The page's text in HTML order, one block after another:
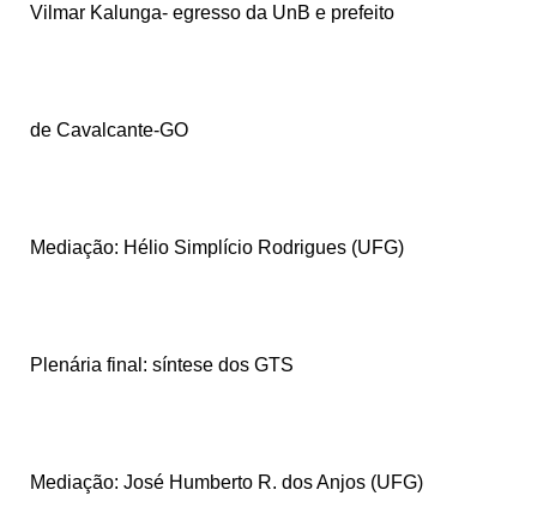
Vilmar Kalunga- egresso da UnB e prefeito
de Cavalcante-GO
Mediação: Hélio Simplício Rodrigues (UFG)
Plenária final: síntese dos GTS
Mediação: José Humberto R. dos Anjos (UFG)